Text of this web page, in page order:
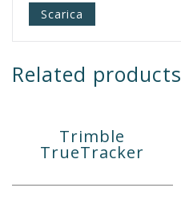
Scarica
Related products
Trimble
TrueTracker